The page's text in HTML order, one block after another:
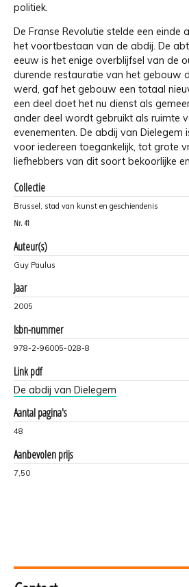
politiek.
De Franse Revolutie stelde een einde
het voortbestaan van de abdij. De
eeuw is het enige overblijfsel van de
durende restauratie van het gebouw
werd, gaf het gebouw een totaal
een deel doet het nu dienst als
ander deel wordt gebruikt als ruimte
evenementen. De abdij van Dielegem
voor iedereen toegankelijk, tot grote
liefhebbers van dit soort bekoorlijke
Collectie
Brussel, stad van kunst en geschiendenis
Nr. 41
Auteur(s)
Guy Paulus
Jaar
2005
Isbn-nummer
978-2-96005-028-8
Link pdf
De abdij van Dielegem
Aantal pagina's
48
Aanbevolen prijs
7,50